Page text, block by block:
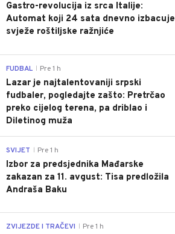
Gastro-revolucija iz srca Italije:
Automat koji 24 sata dnevno izbacuje
svježe roštiljske ražnjiće
FUDBAL Pre 1 h
Lazar je najtalentovaniji srpski
fudbaler, pogledajte zašto: Pretrčao
preko cijelog terena, pa driblao i
Diletinog muža
SVIJET Pre 1 h
Izbor za predsjednika Mađarske
zakazan za 11. avgust: Tisa predložila
Andraša Baku
ZVIJEZDE I TRAČEVI Pre 1 h